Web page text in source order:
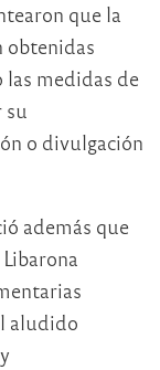
que la
obtenidas
las medidas de
su
o divulgación
además que
aludido